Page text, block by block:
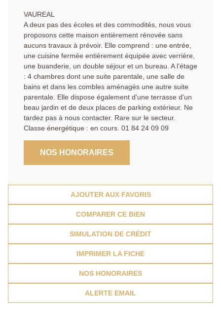
VAUREAL
A deux pas des écoles et des commodités, nous vous
proposons cette maison entièrement rénovée sans
aucuns travaux à prévoir. Elle comprend : une entrée,
une cuisine fermée entièrement équipée avec verrière,
une buanderie, un double séjour et un bureau. A l'étage
: 4 chambres dont une suite parentale, une salle de
bains et dans les combles aménagés une autre suite
parentale. Elle dispose également d'une terrasse d'un
beau jardin et de deux places de parking extérieur. Ne
tardez pas à nous contacter. Rare sur le secteur.
Classe énergétique : en cours. 01 84 24 09 09
NOS HONORAIRES
AJOUTER AUX FAVORIS
COMPARER CE BIEN
SIMULATION DE CRÉDIT
IMPRIMER LA FICHE
NOS HONORAIRES
ALERTE EMAIL